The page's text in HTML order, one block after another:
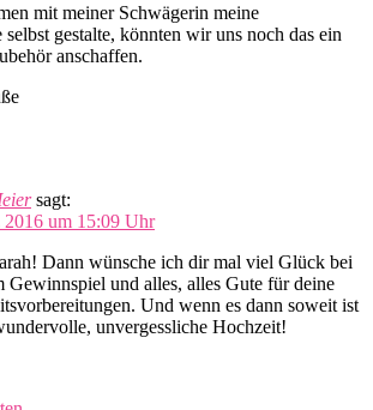
mit meiner Schwägerin meine
gestalte, könnten wir uns noch das ein
anschaffen.
sagt:
2016 um 15:09 Uhr
Dann wünsche ich dir mal viel Glück bei
Gewinnspiel und alles, alles Gute für deine
Und wenn es dann soweit ist
unvergessliche Hochzeit!